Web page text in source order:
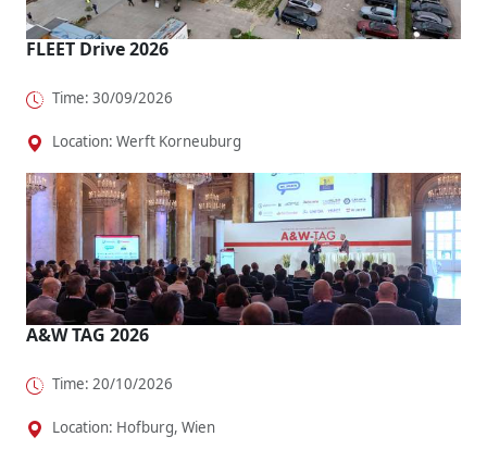
FLEET Drive 2026
Time: 30/09/2026
Location: Werft Korneuburg
A&W TAG 2026
Time: 20/10/2026
Location: Hofburg, Wien